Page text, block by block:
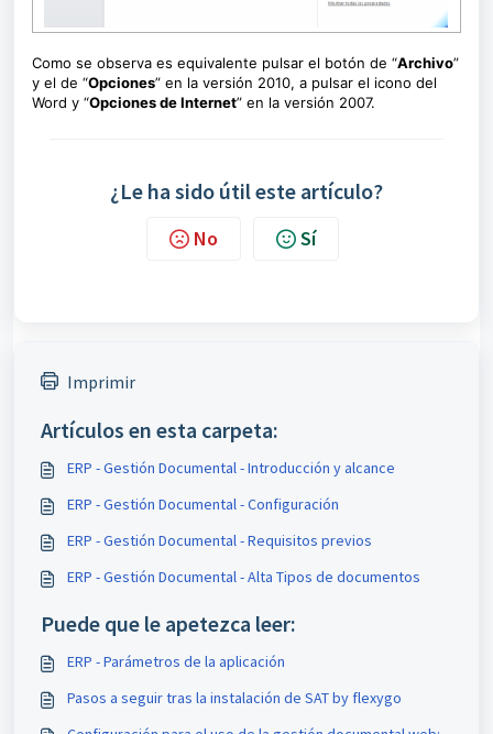
Como se observa es equivalente pulsar el botón de “Archivo”
y el de “Opciones” en la versión 2010, a pulsar el icono del
Word y “Opciones de Internet” en la versión 2007.
¿Le ha sido útil este artículo?
No Sí
Imprimir
Artículos en esta carpeta:
ERP - Gestión Documental - Introducción y alcance
ERP - Gestión Documental - Configuración
ERP - Gestión Documental - Requisitos previos
ERP - Gestión Documental - Alta Tipos de documentos
Puede que le apetezca leer:
ERP - Parámetros de la aplicación
Pasos a seguir tras la instalación de SAT by flexygo